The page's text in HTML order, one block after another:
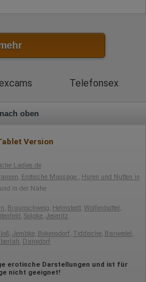
Telefonsex
nach oben
Version
Ladies.de
, Erotische Massage , Huren und Nutten in
und in der Nähe
Braunschweig Helmstedt Wolfenbüttel
Solpke Jeseritz
, Jembke, Bokensdorf Tiddische, Barwedel
Danndorf
erotische Darstellungen und ist für
nicht geeignet!